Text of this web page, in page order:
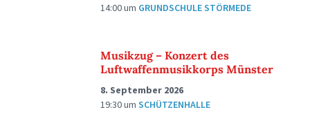
14:00um GRUNDSCHULE STÖRMEDE
Musikzug – Konzert des
Luftwaffenmusikkorps Münster
8. September 2026
19:30um SCHÜTZENHALLE